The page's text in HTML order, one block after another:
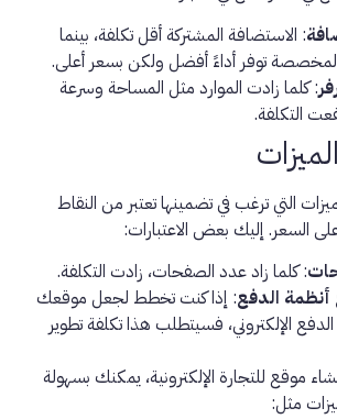
: الاستضافة المشتركة أقل تكلفة، بينما
توفر أداءً أفضل ولكن بسعر أعلى.
: كلما زادت الموارد مثل المساحة وسرعة
التكلفة.
التي ترغب في تضمينها تعتبر من النقاط
على السعر. إليك بعض الاعتبارات:
: كلما زاد عدد الصفحات، زادت التكلفة.
أنظمة الدفع: إذا كنت تخطط لجعل موقعك
الإلكتروني، فسيتطلب هذا تكلفة تطوير
موقع للتجارة الإلكترونية، يمكنك بسهولة
مثل: